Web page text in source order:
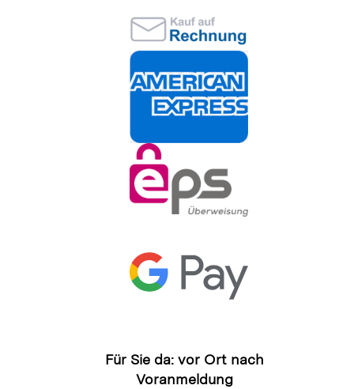
Für Sie da: vor Ort nach
Voranmeldung